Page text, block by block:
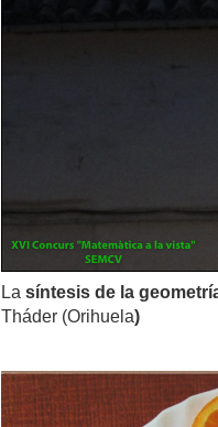
La síntesis de la
Tháder (Orihuela)